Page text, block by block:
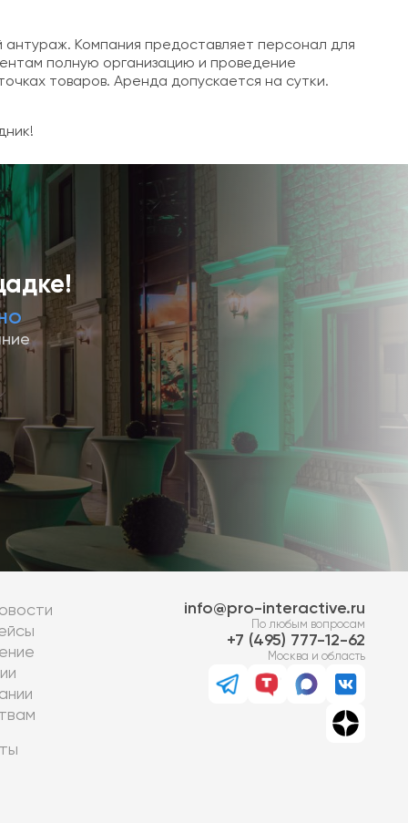
Компания предоставляет персонал для
полную организацию и проведение
товаров. Аренда допускается на сутки.
info@pro-interactive.ru
По любым вопросам
7 (495) 777-12-62
Москва и область